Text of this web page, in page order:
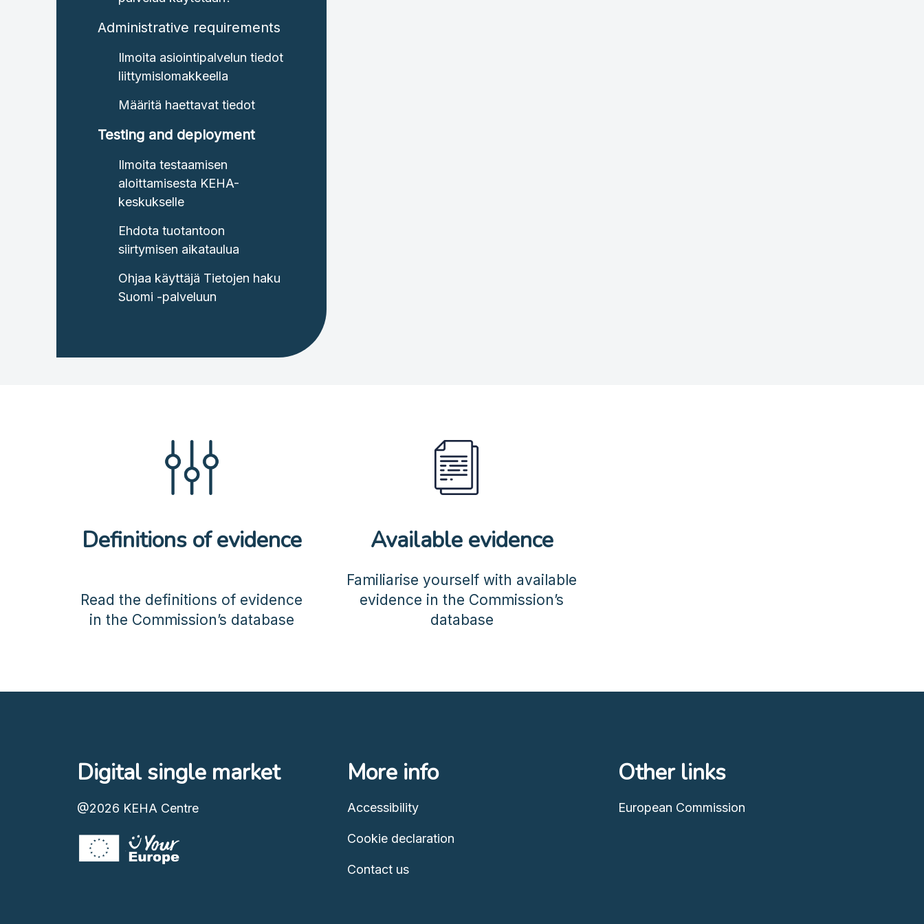
Administrative requirements
Ilmoita asiointipalvelun tiedot
liittymislomakkeella
Määritä haettavat tiedot
Testing and deployment
Ilmoita testaamisen
aloittamisesta KEHA-
keskukselle
Ehdota tuotantoon
siirtymisen aikataulua
Ohjaa käyttäjä Tietojen haku
Suomi -palveluun
Definitions of evidence
Read the definitions of evidence
in the Commission’s database
Available evidence
Familiarise yourself with available
evidence in the Commission’s
database
Digital single market
@2026 KEHA Centre
More info
Accessibility
Cookie declaration
Contact us
Other links
European Commission